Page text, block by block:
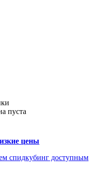
пуста
цены
спидкубинг доступным